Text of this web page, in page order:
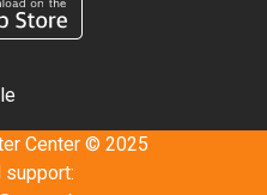
Center © 2025
support: